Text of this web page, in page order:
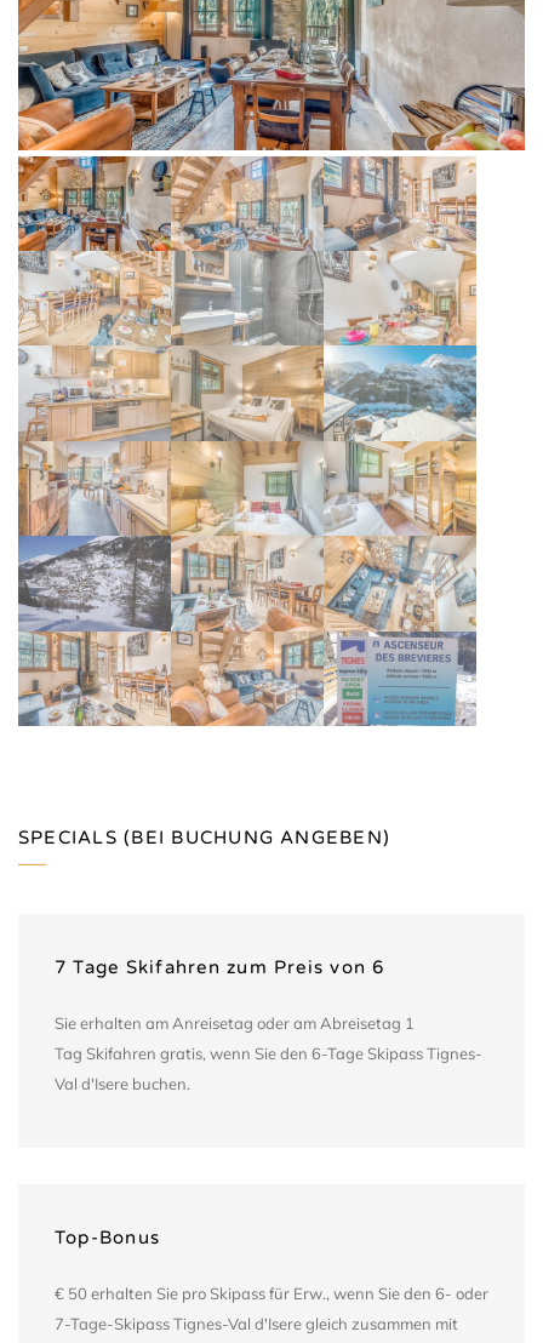
SPECIALS (BEI BUCHUNG ANGEBEN)
7 Tage Skifahren zum Preis von 6
Sie erhalten am Anreisetag oder am Abreisetag 1
Tag Skifahren gratis, wenn Sie den 6-Tage Skipass Tignes-
Val d'Isere buchen.
Top-Bonus
€ 50 erhalten Sie pro Skipass für Erw., wenn Sie den 6- oder
7-Tage-Skipass Tignes-Val d'Isere gleich zusammen mit